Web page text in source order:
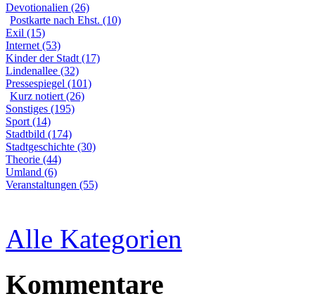
Devotionalien (26)
Postkarte nach Ehst. (10)
Exil (15)
Internet (53)
Kinder der Stadt (17)
Lindenallee (32)
Pressespiegel (101)
Kurz notiert (26)
Sonstiges (195)
Sport (14)
Stadtbild (174)
Stadtgeschichte (30)
Theorie (44)
Umland (6)
Veranstaltungen (55)
Alle Kategorien
Kommentare